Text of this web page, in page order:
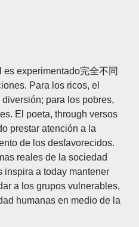
experimentado完全不同
Para los ricos, el
para los pobres,
El poeta, through versos
prestar atención a la
de los desfavorecidos.
reales de la sociedad
inspira a today mantener
a los grupos vulnerables,
humanas en medio de la